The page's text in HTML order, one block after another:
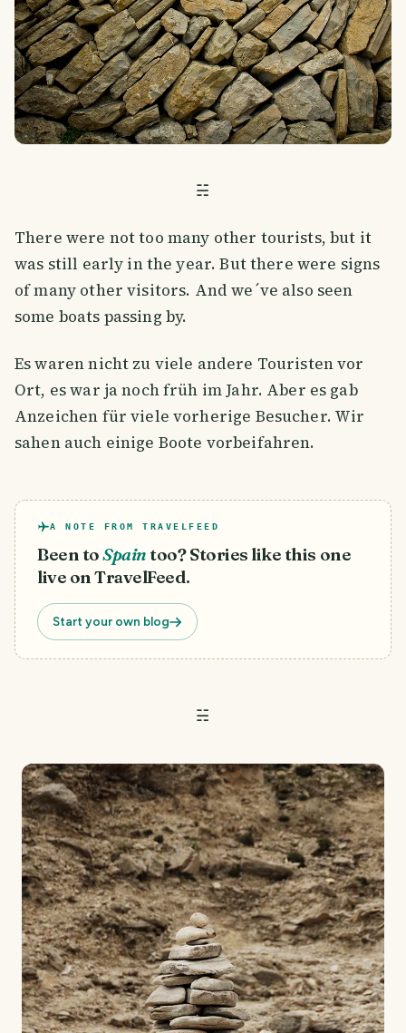
☵
There were not too many other tourists, but it
was still early in the year. But there were signs
of many other visitors. And we´ve also seen
some boats passing by.
Es waren nicht zu viele andere Touristen vor
Ort, es war ja noch früh im Jahr. Aber es gab
Anzeichen für viele vorherige Besucher. Wir
sahen auch einige Boote vorbeifahren.
A NOTE FROM TRAVELFEED
Been toSpaintoo? Stories like this one
live on TravelFeed.
Start your own blog
☵